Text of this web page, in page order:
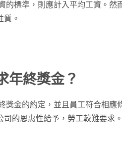
的標準，則應計入平均工資。然
質。
年終獎金？
金的約定，並且員工符合相應
的恩惠性給予，勞工較難要求。